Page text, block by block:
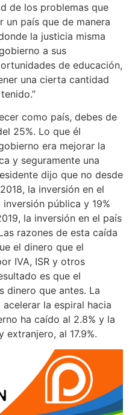
de los problemas que
país que de manera
la justicia misma
a sus
de educación,
una cierta cantidad
como país, debes de
25%. Lo que él
era mejorar la
y seguramente una
dijo que no desde
la inversión en el
pública y 19%
la inversión en el país
razones de esta caída
el dinero que el
IVA, ISR y otros
es que el
dinero que antes. La
la espiral hacia
ha caído al 2.8% y la
al 17.9%.